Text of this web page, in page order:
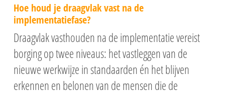
Hoe houd je draagvlak vast na de
implementatiefase?
Draagvlak vasthouden na de implementatie vereist
borging op twee niveaus: het vastleggen van de
nieuwe werkwijze in standaarden én het blijven
erkennen en belonen van de mensen die de